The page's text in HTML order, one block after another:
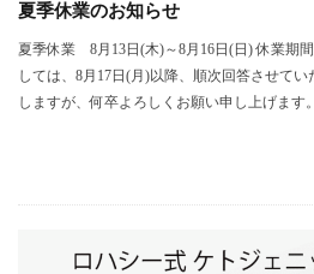
夏季休業のお知らせ
夏季休業 8月13日(木)～8月16日(日) 休業期
しては、8月17日(月)以降、順次回答させて
しますが、何卒よろしくお願い申し上げます。